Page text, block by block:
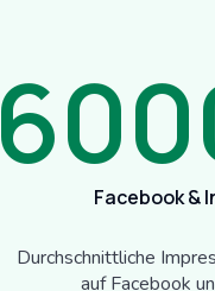
Facebook &
Durchschnittliche
auf Facebook